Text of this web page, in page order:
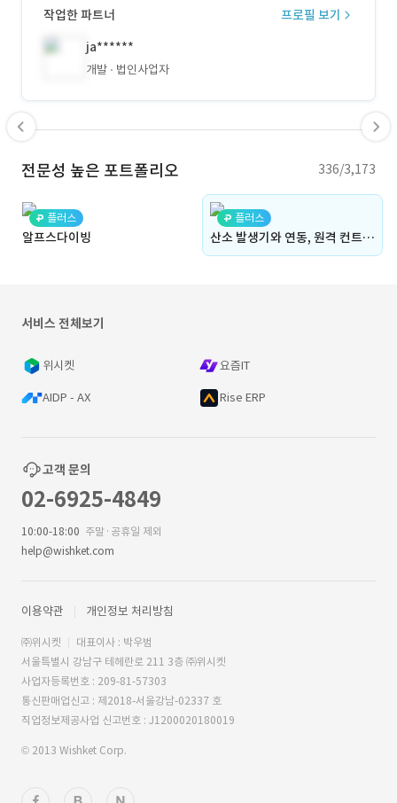
작업한 파트너
프로필 보기
ja******
개발 법인사업자
전문성 높은 포트폴리오 336/3,173
플러스
알프스다이빙
플러스
산소 발생기와 연동, 원격 컨트롤, 데이터를 수집 및 확인 가능한 태블릿 앱(원격 기기 조작, 기기 데이터 수집 및 확인, 통계, 그래프, MQTT, 컨트롤)(Kairin과 유사)
서비스 전체보기
위시켓 요즘IT
AIDP - AX Rise ERP
고객 문의
02-6925-4849
10:00-18:00 주말·공휴일 제외
help@wishket.com
이용약관 개인정보 처리방침
㈜위시켓
대표이사 : 박우범
서울특별시 강남구 테헤란로 211 3층 ㈜위시켓
사업자등록번호 : 209-81-57303
통신판매업신고 : 제2018-서울강남-02337 호
직업정보제공사업 신고번호 : J1200020180019
© 2013 Wishket Corp.